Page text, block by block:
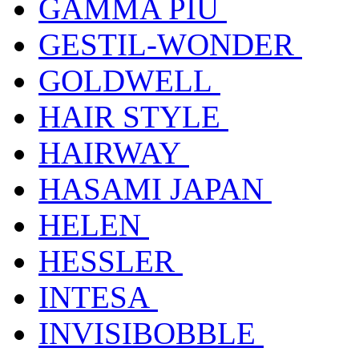
GAMMA PIÚ
GESTIL-WONDER
GOLDWELL
HAIR STYLE
HAIRWAY
HASAMI JAPAN
HELEN
HESSLER
INTESA
INVISIBOBBLE